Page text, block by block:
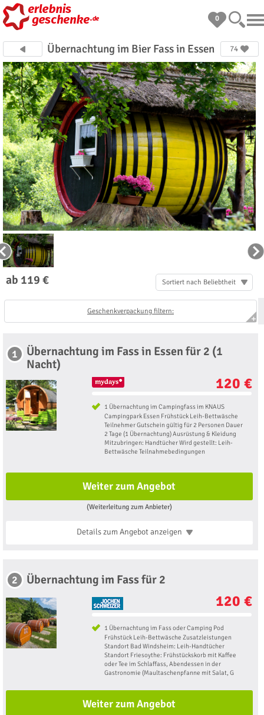
0
Übernachtung im Bier Fass in Essen 74
ab 119 € Sortiert nach Beliebtheit
Geschenkverpackung filtern:
1
Übernachtung im Fass in Essen für 2 (1
Nacht)
120 €
1 Übernachtung im Campingfass im KNAUS
Campingpark Essen Frühstück Leih-Bettwäsche
Teilnehmer Gutschein gültig für 2 Personen Dauer
2 Tage (1 Übernachtung) Ausrüstung & Kleidung
Mitzubringen: Handtücher Wird gestellt: Leih-
Bettwäsche Teilnahmebedingungen
Weiter zum Angebot
(Weiterleitung zum Anbieter)
Details zum Angebotanzeigen
2 Übernachtung im Fass für 2
120 €
1 Übernachtung im Fass oder Camping Pod
Frühstück Leih-Bettwäsche Zusatzleistungen
Standort Bad Windsheim: Leih-Handtücher
Standort Friesoythe: Frühstückskorb mit Kaffee
oder Tee im Schlaffass, Abendessen in der
Gastronomie (Maultaschenpfanne mit Salat, G
Weiter zum Angebot